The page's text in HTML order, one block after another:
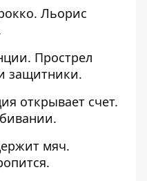
Льорис
Прострел
защитники.
открывает счет.
мяч.